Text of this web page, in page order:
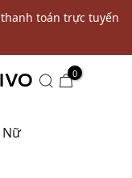
đầu tiên* | Nhập mã:
0
Nữ